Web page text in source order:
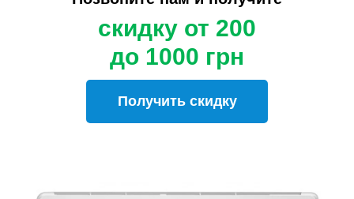
скидку от 200
до 1000 грн
Получить скидку